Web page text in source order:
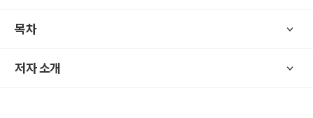
부적한 묘사를 삭제하고 재구성하여 보여주고 있다.
목차
저자 소개